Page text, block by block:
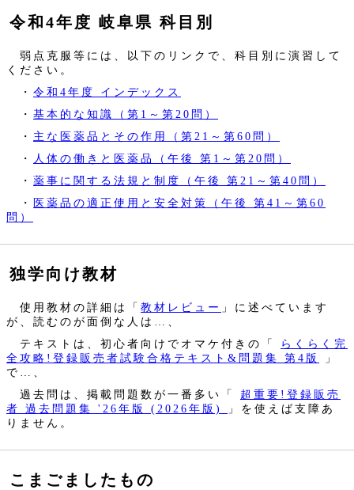
令和4年度 岐阜県 科目別
弱点克服等には、以下のリンクで、科目別に演習して
ください。
・ 令和4年度 インデックス
・ 基本的な知識（第1～第20問）
・ 主な医薬品とその作用（第21～第60問）
・
人体の働きと医薬品（午後 第1～第20問）
・ 薬事に関する法規と制度（午後 第21～第40問）
・
医薬品の適正使用と安全対策（午後 第41～第60
問）
独学向け教材
使用教材の詳細は「 教材レビュー 」に述べています
が、読むのが面倒な人は…、
テキストは、初心者向けでオマケ付きの「
らくらく完
全攻略!登録販売者試験合格テキスト&問題集 第4版
」
で…、
過去問は、掲載問題数が一番多い「
超重要!登録販売
者 過去問題集 '26年版 (2026年版)
」を使えば支障あ
りません。
こまごましたもの